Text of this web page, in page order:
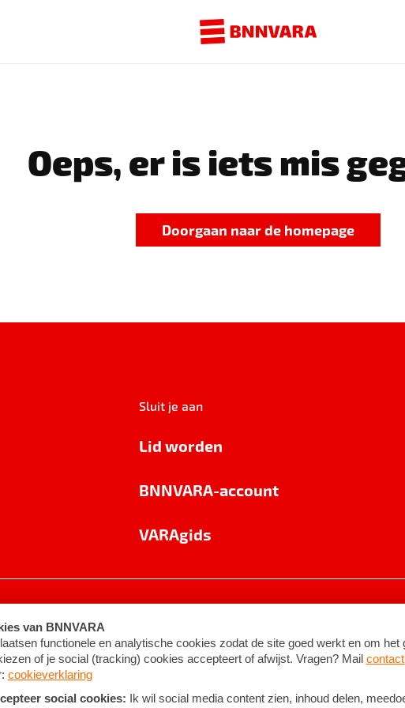
Oeps, er is iets mis
Doorgaan naar de homepage
Sluit je aan
Lid worden
BNNVARA-account
VARAgids
Algemene voorwaarden ©2026BNNVARA